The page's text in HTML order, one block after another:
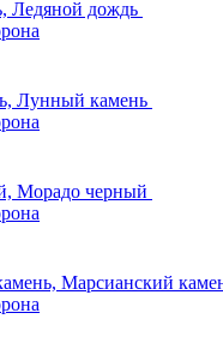
Ледяной дождь
Лунный камень
Морадо черный
Марсианский